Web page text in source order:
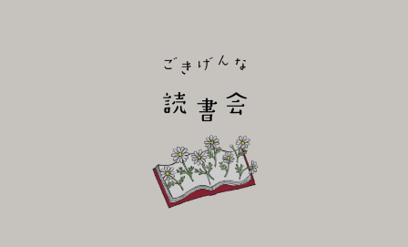
ごきげんな読
~児童書好き主催者によるオールジャンルOK！のんびり読書会~